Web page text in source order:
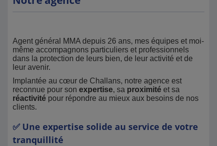
Agent général MMA depuis 26 ans, mes équipes et moi-
même accompagnons particuliers et professionnels
dans la protection de leurs bien, de leur activité et de
leur avenir.
Implantée au cœur de Challans, notre agence est
reconnue pour son expertise, sa proximité et sa
réactivité pour répondre au mieux aux besoins de nos
clients.
✅ Une expertise solide au service de votre
tranquillité